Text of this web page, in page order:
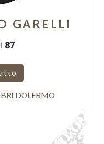
GARELLI
87
DOLERMO